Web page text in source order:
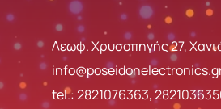
Λεωφ. Χρυσοπηγής 27,
tel.:2821076363,